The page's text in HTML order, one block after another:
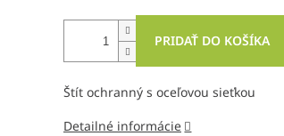
PRIDAŤ DO KOŠÍKA
Štít ochranný s oceľovou sieťkou
Detailné informácie